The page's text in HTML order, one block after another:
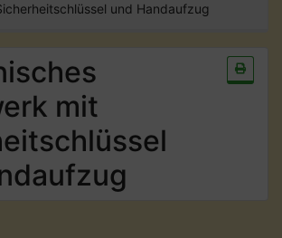
und Handaufzug
mit